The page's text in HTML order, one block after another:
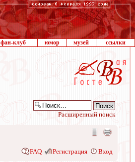
фан-клуб юмор музей ссылки
Расширенный поиск
FAQ Регистрация Вход